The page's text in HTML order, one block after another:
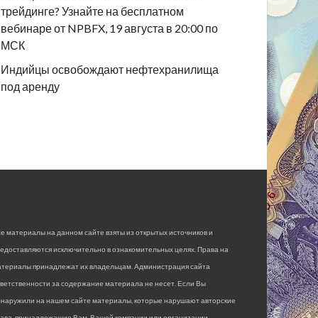
трейдинге? Узнайте на бесплатном
вебинаре от NPBFX, 19 августа в 20:00 по
МСК
Индийцы освобождают нефтехранилища
под аренду
материалы на данном сайте взяты из открытых источников и
исключительно в ознакомительных целях. Права на
принадлежат их владельцам. Администрация сайта
за содержание материала не несет. Если Вы
на нашем сайте материалы, которые нарушают авторские